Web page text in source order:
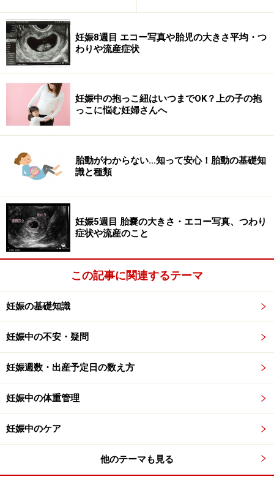
妊娠8週目 エコー写真や胎児の大きさ平均・つ
わりや流産症状
妊娠中の抱っこ紐はいつまでOK？上の子の抱
っこに悩む妊婦さんへ
胎動がわからない…知って安心！胎動の基礎知
識と種類
妊娠5週目 胎嚢の大きさ・エコー写真、つわり
症状や流産のこと
この記事に関連するテーマ
妊娠の基礎知識
妊娠中の不安・疑問
妊娠週数・出産予定日の数え方
妊娠中の体重管理
妊娠中のケア
他のテーマも見る